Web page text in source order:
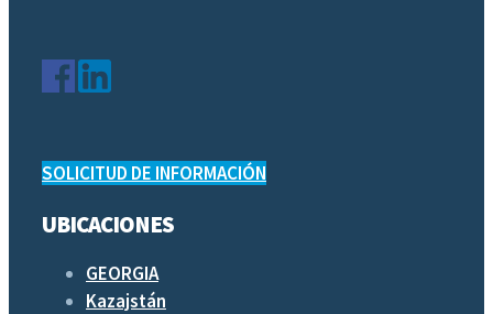
SOLICITUD DE INFORMACIÓN
UBICACIONES
GEORGIA
Kazajstán